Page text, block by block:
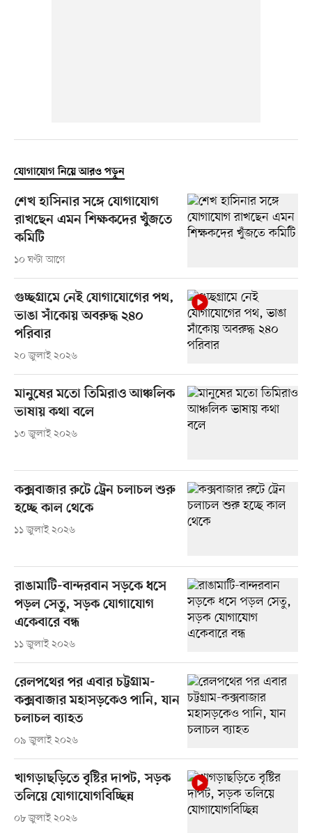
যোগাযোগ নিয়ে আরও পড়ুন
শেখ হাসিনার সঙ্গে যোগাযোগ
রাখছেন এমন শিক্ষকদের খুঁজতে
কমিটি
১০ ঘণ্টা আগে
গুচ্ছগ্রামে নেই যোগাযোগের পথ,
ভাঙা সাঁকোয় অবরুদ্ধ ২৪০
পরিবার
২০ জুলাই ২০২৬
মানুষের মতো তিমিরাও আঞ্চলিক
ভাষায় কথা বলে
১৩ জুলাই ২০২৬
কক্সবাজার রুটে ট্রেন চলাচল শুরু
হচ্ছে কাল থেকে
১১ জুলাই ২০২৬
রাঙামাটি-বান্দরবান সড়কে ধসে
পড়ল সেতু, সড়ক যোগাযোগ
একেবারে বন্ধ
১১ জুলাই ২০২৬
রেলপথের পর এবার চট্টগ্রাম-
কক্সবাজার মহাসড়কেও পানি, যান
চলাচল ব্যাহত
০৯ জুলাই ২০২৬
খাগড়াছড়িতে বৃষ্টির দাপট, সড়ক
তলিয়ে যোগাযোগবিচ্ছিন্ন
০৮ জুলাই ২০২৬